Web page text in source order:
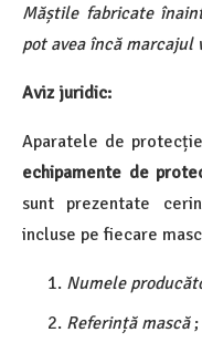
Măștile fabricate
pot avea încă marcajul
Aviz juridic:
Aparatele de
echipamente de
sunt prezentate
incluse pe fiecare
Numele
Referință mască;